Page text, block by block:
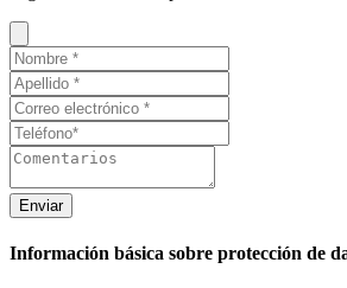
Enviar
Información básica sobre protección de